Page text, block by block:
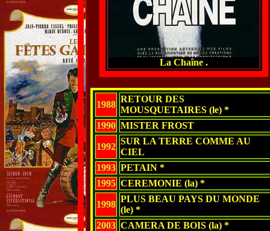
La Chaîne .
1988
RETOUR DES
MOUSQUETAIRES (le) *
1990 MISTER FROST
1992
SUR LA TERRE COMME AU
CIEL
1993 PETAIN *
1995 CEREMONIE (la) *
1998
PLUS BEAU PAYS DU MONDE
(le) *
2003 CAMERA DE BOIS (la) *